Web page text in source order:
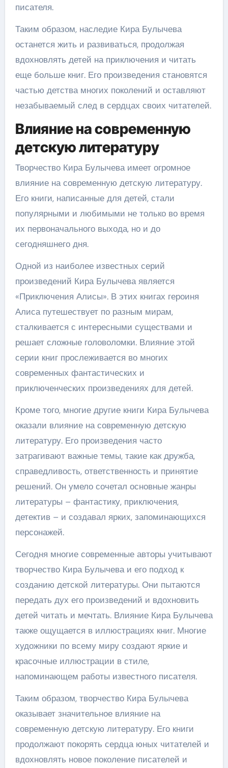
писателя.
Таким образом, наследие Кира Булычева
останется жить и развиваться, продолжая
вдохновлять детей на приключения и читать
еще больше книг. Его произведения становятся
частью детства многих поколений и оставляют
незабываемый след в сердцах своих читателей.
Влияние на современную
детскую литературу
Творчество Кира Булычева имеет огромное
влияние на современную детскую литературу.
Его книги, написанные для детей, стали
популярными и любимыми не только во время
их первоначального выхода, но и до
сегодняшнего дня.
Одной из наиболее известных серий
произведений Кира Булычева является
«Приключения Алисы». В этих книгах героиня
Алиса путешествует по разным мирам,
сталкивается с интересными существами и
решает сложные головоломки. Влияние этой
серии книг прослеживается во многих
современных фантастических и
приключенческих произведениях для детей.
Кроме того, многие другие книги Кира Булычева
оказали влияние на современную детскую
литературу. Его произведения часто
затрагивают важные темы, такие как дружба,
справедливость, ответственность и принятие
решений. Он умело сочетал основные жанры
литературы – фантастику, приключения,
детектив – и создавал ярких, запоминающихся
персонажей.
Сегодня многие современные авторы учитывают
творчество Кира Булычева и его подход к
созданию детской литературы. Они пытаются
передать дух его произведений и вдохновить
детей читать и мечтать. Влияние Кира Булычева
также ощущается в иллюстрациях книг. Многие
художники по всему миру создают яркие и
красочные иллюстрации в стиле,
напоминающем работы известного писателя.
Таким образом, творчество Кира Булычева
оказывает значительное влияние на
современную детскую литературу. Его книги
продолжают покорять сердца юных читателей и
вдохновлять новое поколение писателей и